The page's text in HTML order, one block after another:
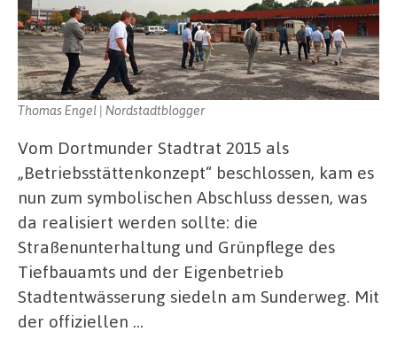
Thomas Engel | Nordstadtblogger
Vom Dortmunder Stadtrat 2015 als
„Betriebsstättenkonzept“ beschlossen, kam es
nun zum symbolischen Abschluss dessen, was
da realisiert werden sollte: die
Straßenunterhaltung und Grünpflege des
Tiefbauamts und der Eigenbetrieb
Stadtentwässerung siedeln am Sunderweg. Mit
der offiziellen …